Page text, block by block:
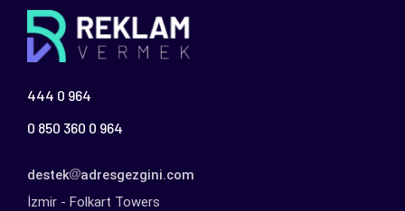
444 0 964
0 850 360 0 964
destek
adresgezgini.com
İzmir - Folkart Towers